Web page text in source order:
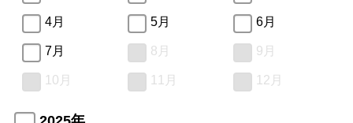
4月 5月 6月
7月 8月 9月
10月 11月 12月